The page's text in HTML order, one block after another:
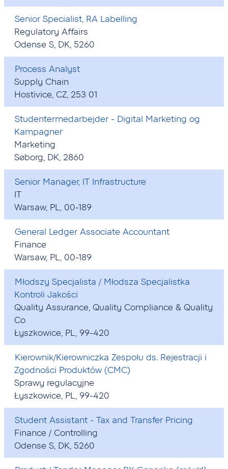
Senior Specialist, RA Labelling
Regulatory Affairs
Odense S, DK, 5260
Process Analyst
Supply Chain
Hostivice, CZ, 253 01
Studentermedarbejder - Digital Marketing og
Kampagner
Marketing
Søborg, DK, 2860
Senior Manager, IT Infrastructure
IT
Warsaw, PL, 00-189
General Ledger Associate Accountant
Finance
Warsaw, PL, 00-189
Młodszy Specjalista / Młodsza Specjalistka
Kontroli Jakości
Quality Assurance, Quality Compliance & Quality
Co
Łyszkowice, PL, 99-420
Kierownik/Kierowniczka Zespołu ds. Rejestracji i
Zgodności Produktów (CMC)
Sprawy regulacyjne
Łyszkowice, PL, 99-420
Student Assistant - Tax and Transfer Pricing
Finance / Controlling
Odense S, DK, 5260